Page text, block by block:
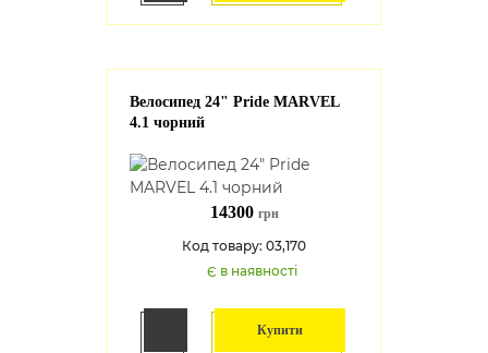
Велосипед 24" Pride MARVEL
4.1 чорний
14300 грн
Код товару: 03,170
Є в наявності
Купити